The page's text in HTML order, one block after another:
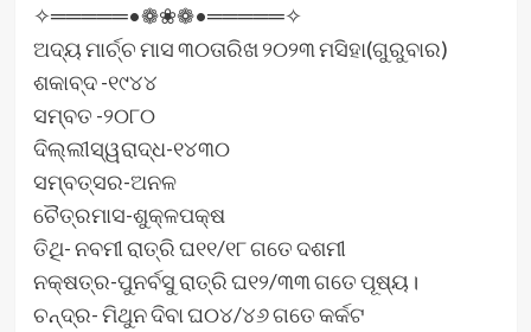
✧═════•❁❀❁•═════✧
ଅଦ୍ୟ ମାର୍ଚ୍ଚ ମାସ ୩୦ତାରିଖ ୨୦୨୩ ମସିହା(ଗୁରୁବାର)
ଶକାବ୍ଦ -୧୯୪୪
ସମ୍ବତ -୨୦୮୦
ଦିଲ୍ଲୀସ୍ୱରାଦ୍ଧ-୧୪୩୦
ସମ୍ବତ୍ସର-ଅନଳ
ଚୈତ୍ରମାସ-ଶୁକ୍ଳପକ୍ଷ
ତିଥି- ନବମୀ ରାତ୍ରି ଘ୧୧/୧୮ ଗତେ ଦଶମୀ
ନକ୍ଷତ୍ର-ପୁନର୍ବସୁ ରାତ୍ରି ଘ୧୨/୩୩ ଗତେ ପୂଷ୍ୟ।
ଚନ୍ଦ୍ର- ମିଥୁନ ଦିବା ଘ୦୪/୪୬ ଗତେ କର୍କଟ